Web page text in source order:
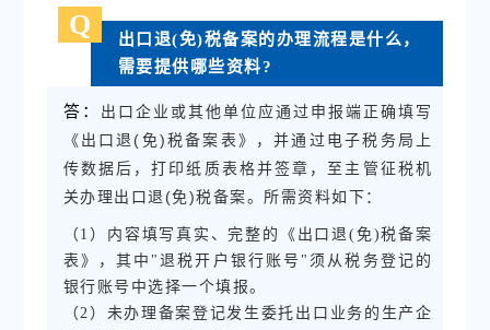
Q
出口退(免)税备案的办理流程是什么，
需要提供哪些资料?
答： 出口企业或其他单位应通过申报端正确填写
《出口退(免)税备案表》，并通过电子税务局上
传数据后，打印纸质表格并签章，至主管征税机
关办理出口退(免)税备案。所需资料如下：
（1）内容填写真实、完整的《出口退(免)税备案
表》，其中"退税开户银行账号"须从税务登记的
银行账号中选择一个填报。
（2）未办理备案登记发生委托出口业务的生产企